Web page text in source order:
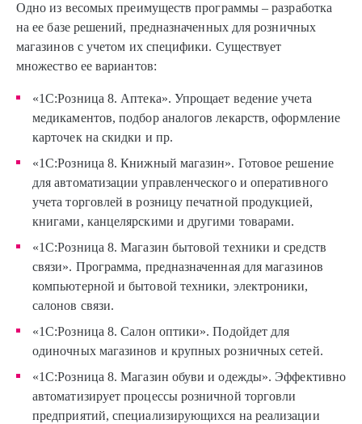
Одно из весомых преимуществ программы – разработка
на ее базе решений, предназначенных для розничных
магазинов с учетом их специфики. Существует
множество ее вариантов:
«1С:Розница 8. Аптека». Упрощает ведение учета
медикаментов, подбор аналогов лекарств, оформление
карточек на скидки и пр.
«1С:Розница 8. Книжный магазин». Готовое решение
для автоматизации управленческого и оперативного
учета торговлей в розницу печатной продукцией,
книгами, канцелярскими и другими товарами.
«1С:Розница 8. Магазин бытовой техники и средств
связи». Программа, предназначенная для магазинов
компьютерной и бытовой техники, электроники,
салонов связи.
«1С:Розница 8. Салон оптики». Подойдет для
одиночных магазинов и крупных розничных сетей.
«1С:Розница 8. Магазин обуви и одежды». Эффективно
автоматизирует процессы розничной торговли
предприятий, специализирующихся на реализации